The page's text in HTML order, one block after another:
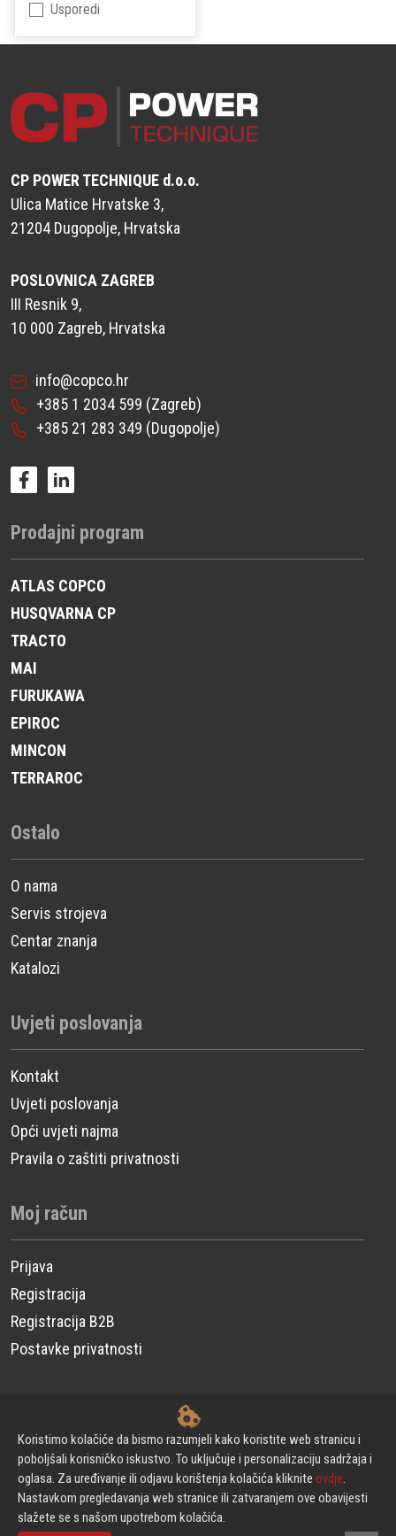
Usporedi
CP POWER TECHNIQUE d.o.o.
Ulica Matice Hrvatske 3,
21204 Dugopolje, Hrvatska
POSLOVNICA ZAGREB
III Resnik 9,
10 000 Zagreb, Hrvatska
info@copco.hr
+385 1 2034 599 (Zagreb)
+385 21 283 349 (Dugopolje)
Prodajni program
ATLAS COPCO
HUSQVARNA CP
TRACTO
MAI
FURUKAWA
EPIROC
MINCON
TERRAROC
Ostalo
O nama
Servis strojeva
Centar znanja
Katalozi
Uvjeti poslovanja
Kontakt
Uvjeti poslovanja
Opći uvjeti najma
Pravila o zaštiti privatnosti
Moj račun
Prijava
Registracija
Registracija B2B
Koristimo kolačiće da bismo razumjeli kako koristite web stranicu i
poboljšali korisničko iskustvo. To uključuje i personalizaciju sadržaja i
oglasa. Za uređivanje ili odjavu korištenja kolačića kliknite ovdje.
Nastavkom pregledavanja web stranice ili zatvaranjem ove obavijesti
slažete se s našom upotrebom kolačića.
Postavke privatnosti
© CP Power Technique d.o.o. - Sva prava pridržana.
Izrada web stranica